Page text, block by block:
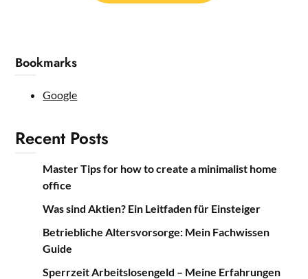
Bookmarks
Google
Recent Posts
Master Tips for how to create a minimalist home
office
Was sind Aktien? Ein Leitfaden für Einsteiger
Betriebliche Altersvorsorge: Mein Fachwissen
Guide
Sperrzeit Arbeitslosengeld – Meine Erfahrungen